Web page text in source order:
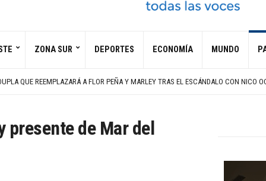
ZONA SUR DEPORTES ECONOMÍA MUNDO
QUE REEMPLAZARÁ A FLOR PEÑA Y MARLEY TRAS EL ESCÁNDALO CON NICO
DE DANZA FOLKLÓRICA EN LLAVALLOL
Y PEREGRINACIÓN DE TRABAJADORES
presente de Mar del